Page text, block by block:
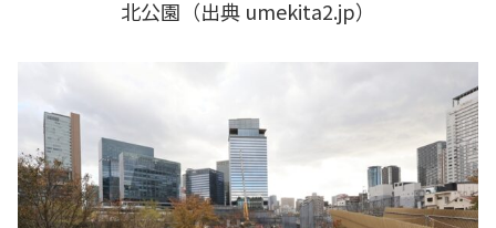
北公園（出典 umekita2.jp）